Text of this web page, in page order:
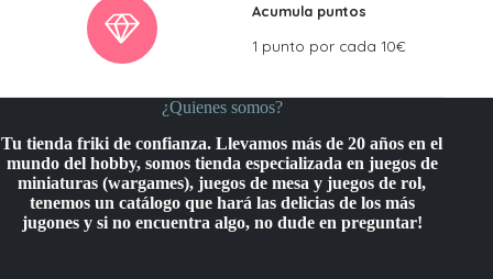
Acumula puntos
1 punto por cada 10€
¿Quienes somos?
Tu tienda friki de confianza. Llevamos más de 20 años en el
mundo del hobby, somos tienda especializada en juegos de
miniaturas (wargames), juegos de mesa y juegos de rol,
tenemos un catálogo que hará las delicias de los más
jugones y si no encuentra algo, no dude en preguntar!